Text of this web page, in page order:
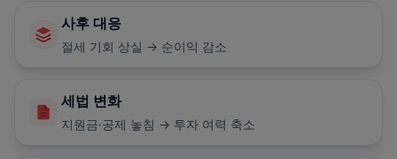
사후 대응
절세 기회 상실 → 순이익 감소
세법 변화
지원금·공제 놓침 → 투자 여력 축소